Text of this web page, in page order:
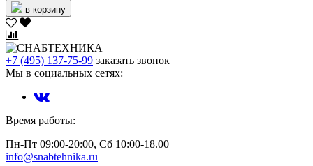
в корзину
+7 (495) 137-75-99 заказать звонок
Мы в социальных сетях:
Время работы:
Пн-Пт 09:00-20:00, Сб 10:00-18.00
info@snabtehnika.ru